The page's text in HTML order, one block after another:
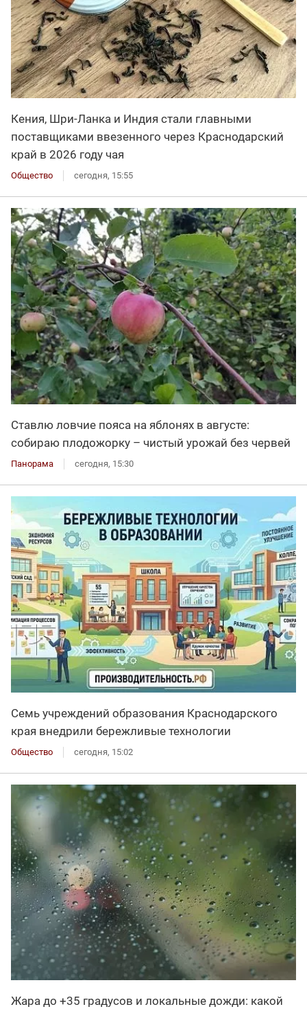
Кения, Шри-Ланка и Индия стали главными
поставщиками ввезенного через Краснодарский
край в 2026 году чая
Общество сегодня, 15:55
Ставлю ловчие пояса на яблонях в августе:
собираю плодожорку – чистый урожай без червей
Панорама сегодня, 15:30
Семь учреждений образования Краснодарского
края внедрили бережливые технологии
Общество сегодня, 15:02
Жара до +35 градусов и локальные дожди: какой